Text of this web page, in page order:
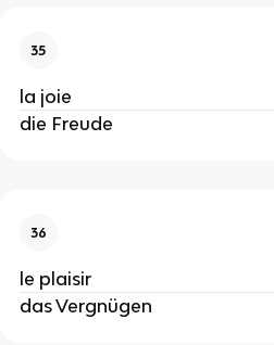
35
la joie
die Freude
36
le plaisir
das Vergnügen